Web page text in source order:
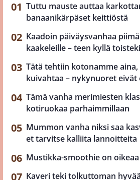
Tuttu mauste auttaa
banaanikärpäset keittiöstä
Kaadoin päiväysvanhaa
kaakeleille – teen kyllä
Tätä tehtiin kotonamme
kuivahtaa – nykynuoret eivät
Tämä vanha merimiesten
kotiruokaa parhaimmillaan
Mummon vanha niksi saa
et tarvitse kalliita lannoitteita
Mustikka-smoothie on
Kaveri teki tolkuttoman